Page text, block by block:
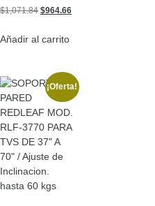
$1,071.84 $964.66
Añadir al carrito
¡Oferta!